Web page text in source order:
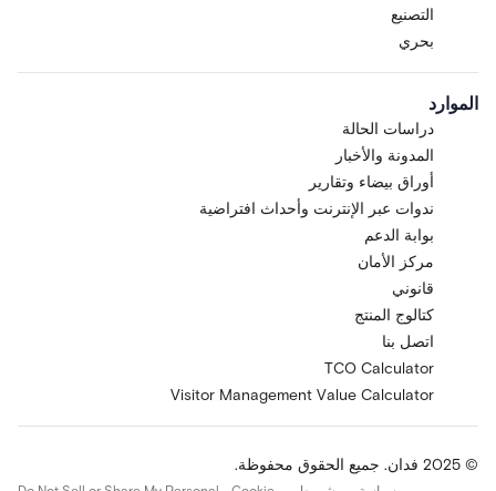
التصنيع
بحري
الموارد
دراسات الحالة
المدونة والأخبار
أوراق بيضاء وتقارير
ندوات عبر الإنترنت وأحداث افتراضية
بوابة الدعم
مركز الأمان
قانوني
كتالوج المنتج
اتصل بنا
TCO Calculator
Visitor Management Value Calculator
© 2025 فدان. جميع الحقوق محفوظة.